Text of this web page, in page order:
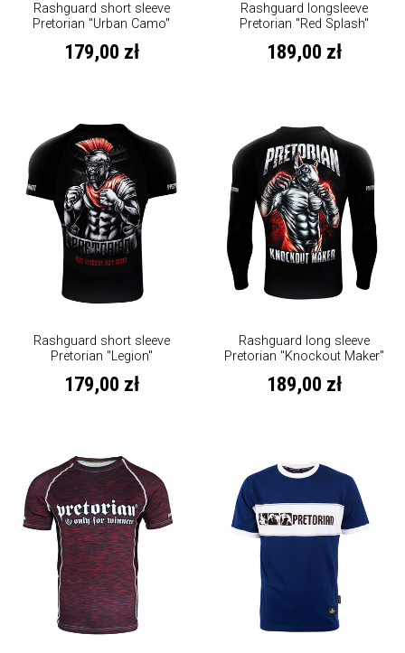
Rashguard short sleeve
Pretorian "Urban Camo"
179,00 zł
Rashguard longsleeve
Pretorian "Red Splash"
189,00 zł
Rashguard short sleeve
Pretorian "Legion"
179,00 zł
Rashguard long sleeve
Pretorian "Knockout Maker"
189,00 zł